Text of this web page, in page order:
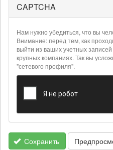
Более
подробная
информация
текстовых
форматах
CAPTCHA
Нам нужно убедиться, что вы
Внимание: перед тем, как
выйти из ваших учетных
крупных компаниях. Так вы
"сетевого профиля".
Сохранить